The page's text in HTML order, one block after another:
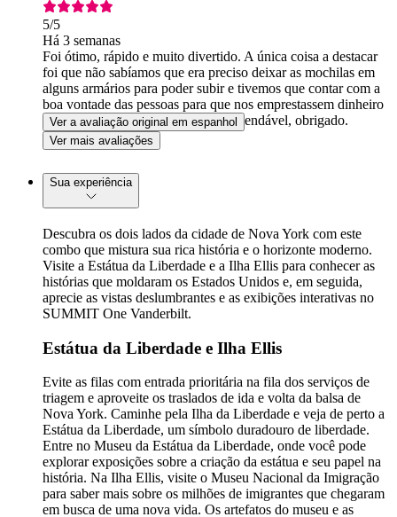
5/5
Há 3 semanas
Foi ótimo, rápido e muito divertido. A única coisa a destacar
foi que não sabíamos que era preciso deixar as mochilas em
alguns armários para poder subir e tivemos que contar com a
boa vontade das pessoas para que nos emprestassem dinheiro
em espécie; fora isso, é muito recomendável, obrigado.
Ver a avaliação original em espanhol
Ver mais avaliações
Sua experiência
Descubra os dois lados da cidade de Nova York com este
combo que mistura sua rica história e o horizonte moderno.
Visite a Estátua da Liberdade e a Ilha Ellis para conhecer as
histórias que moldaram os Estados Unidos e, em seguida,
aprecie as vistas deslumbrantes e as exibições interativas no
SUMMIT One Vanderbilt.
Estátua da Liberdade e Ilha Ellis
Evite as filas com entrada prioritária na fila dos serviços de
triagem e aproveite os traslados de ida e volta da balsa de
Nova York. Caminhe pela Ilha da Liberdade e veja de perto a
Estátua da Liberdade, um símbolo duradouro de liberdade.
Entre no Museu da Estátua da Liberdade, onde você pode
explorar exposições sobre a criação da estátua e seu papel na
história. Na Ilha Ellis, visite o Museu Nacional da Imigração
para saber mais sobre os milhões de imigrantes que chegaram
em busca de uma nova vida. Os artefatos do museu e as